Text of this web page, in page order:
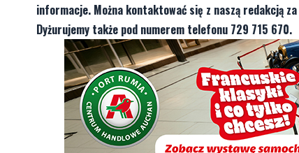
informacje. Można kontaktować się z naszą redakcją
Dyżurujemy także pod numerem telefonu 729 715 670.